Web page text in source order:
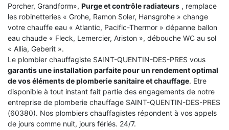
Porcher, Grandform», Purge et contrôle radiateurs , remplace
les robinetteries « Grohe, Ramon Soler, Hansgrohe » change
votre chauffe eau « Atlantic, Pacific-Thermor » dépanne ballon
eau chaude « Fleck, Lemercier, Ariston », débouche WC au sol
« Allia, Geberit ».
Le plombier chauffagiste SAINT-QUENTIN-DES-PRES vous
garantis une installation parfaite pour un rendement optimal
de vos éléments de plomberie sanitaire et chauffage. Etre
disponible à tout instant fait partie des engagements de notre
entreprise de plomberie chauffage SAINT-QUENTIN-DES-PRES
(60380). Nos plombiers chauffagistes répondent à vos appels
de jours comme nuit, jours fériés. 24/7.